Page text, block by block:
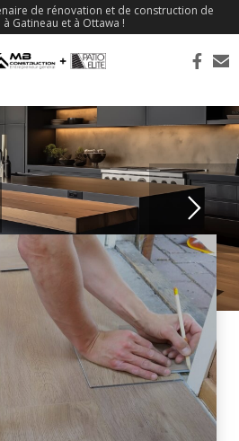
de rénovation et de construction de
Gatineau et à Ottawa !